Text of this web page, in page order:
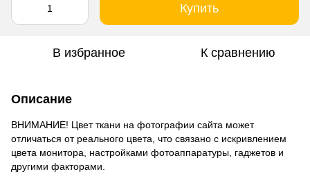
Купить
В избранное К сравнению
Описание
ВНИМАНИЕ! Цвет ткани на фотографии сайта может
отличаться от реального цвета, что связано с искривлением
цвета монитора, настройками фотоаппаратуры, гаджетов и
другими факторами.